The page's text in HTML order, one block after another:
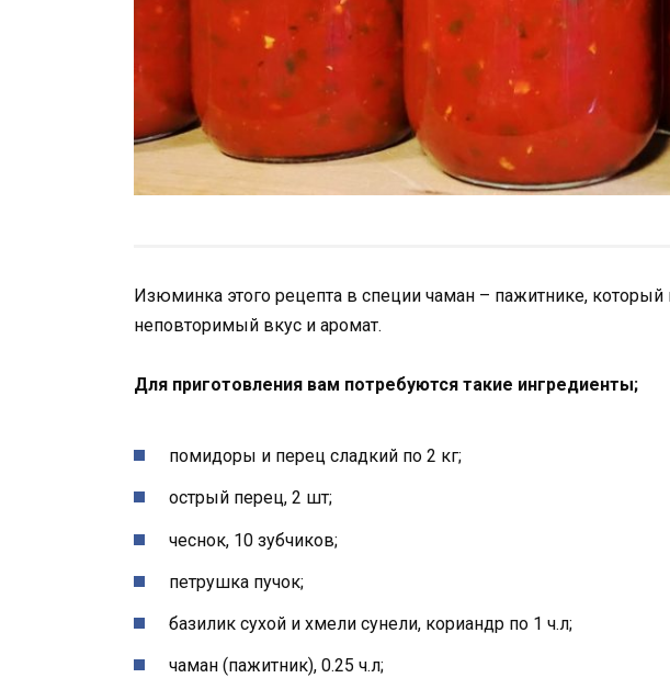
Изюминка этого рецепта в специи чаман – пажитнике, который
неповторимый вкус и аромат.
Для приготовления вам потребуются такие ингредиенты;
помидоры и перец сладкий по 2 кг;
острый перец, 2 шт;
чеснок, 10 зубчиков;
петрушка пучок;
базилик сухой и хмели сунели, кориандр по 1 ч.л;
чаман (пажитник), 0.25 ч.л;